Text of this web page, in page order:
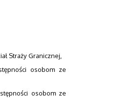
Straży Granicznej,
osobom ze
osobom ze